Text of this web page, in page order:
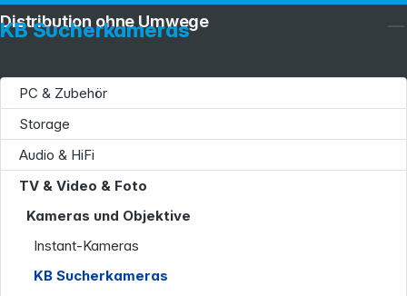
KB Sucherkameras
PC & Zubehör
Storage
Audio & HiFi
TV & Video & Foto
Kameras und Objektive
Instant-Kameras
KB Sucherkameras
Distribution ohne Umwege